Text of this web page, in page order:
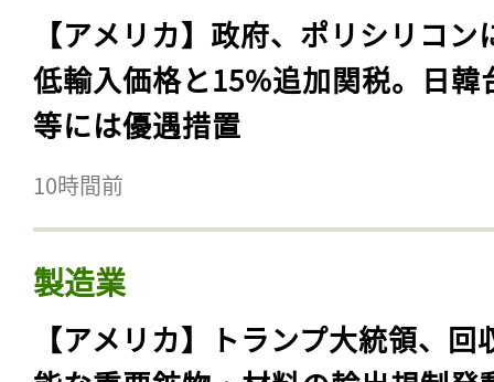
【アメリカ】政府、ポリシリコン
低輸入価格と15%追加関税。日韓
等には優遇措置
10時間前
製造業
【アメリカ】トランプ大統領、回